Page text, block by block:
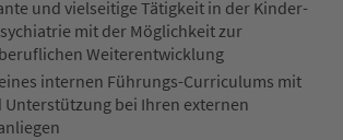
und vielseitige Tätigkeit in der Kinder-
mit der Möglichkeit zur
Weiterentwicklung
internen Führungs-Curriculums mit
bei Ihren externen